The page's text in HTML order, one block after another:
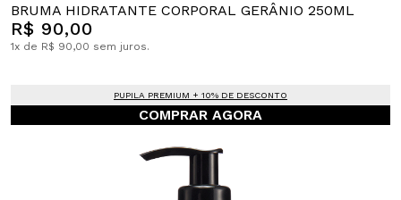
BRUMA HIDRATANTE CORPORAL GERÂNIO 250ML
R$ 90,00
1x de R$ 90,00 sem juros.
PUPILA PREMIUM + 10% DE DESCONTO
COMPRAR AGORA